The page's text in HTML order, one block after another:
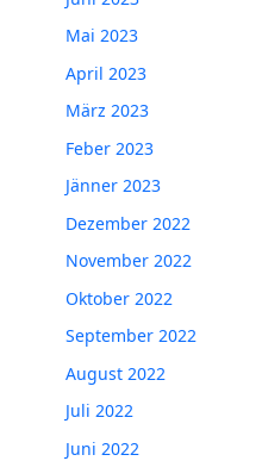
Mai 2023
April 2023
März 2023
Feber 2023
Jänner 2023
Dezember 2022
November 2022
Oktober 2022
September 2022
August 2022
Juli 2022
Juni 2022